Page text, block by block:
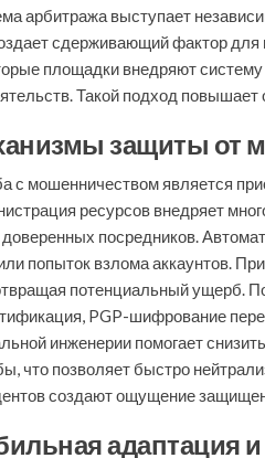
арбитража выступает
сдерживающий фактор для
площадки внедряют
Такой подход
защиты от
с мошенничеством является
ресурсов внедряет
доверенных посредников.
попыток взлома аккаунтов.
потенциальный ущерб.
PGP-шифрование
инженерии помогает
что позволяет быстро
создают ощущение
адаптация и